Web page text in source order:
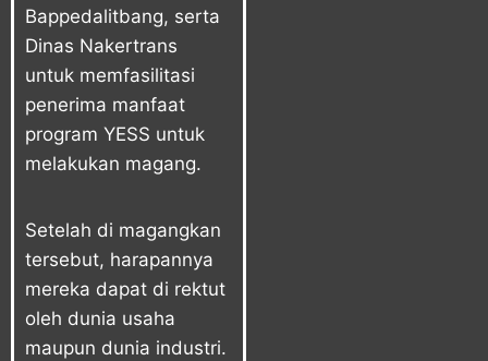
Bappedalitbang, serta
Dinas Nakertrans
untuk memfasilitasi
penerima manfaat
program YESS untuk
melakukan magang.
Setelah di magangkan
tersebut, harapannya
mereka dapat di rektut
oleh dunia usaha
maupun dunia industri.